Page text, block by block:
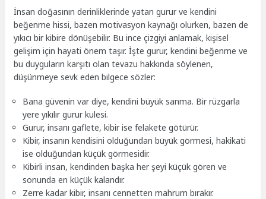
İnsan doğasının derinliklerinde yatan gurur ve kendini
beğenme hissi, bazen motivasyon kaynağı olurken, bazen de
yıkıcı bir kibire dönüşebilir. Bu ince çizgiyi anlamak, kişisel
gelişim için hayati önem taşır. İşte gurur, kendini beğenme ve
bu duyguların karşıtı olan tevazu hakkında söylenen,
düşünmeye sevk eden bilgece sözler:
Bana güvenin var diye, kendini büyük sanma. Bir rüzgarla
yere yıkılır gurur kulesi.
Gurur, insanı gaflete, kibir ise felakete götürür.
Kibir, insanın kendisini olduğundan büyük görmesi, hakikati
ise olduğundan küçük görmesidir.
Kibirli insan, kendinden başka her şeyi küçük gören ve
sonunda en küçük kalandır.
Zerre kadar kibir, insanı cennetten mahrum bırakır.